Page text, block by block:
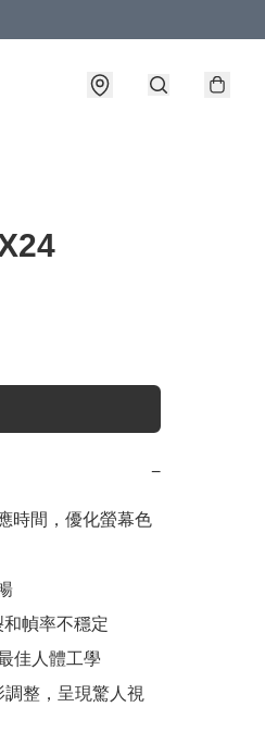
−
時間，優化螢幕色
幀率不穩定
佳人體工學
整，呈現驚人視